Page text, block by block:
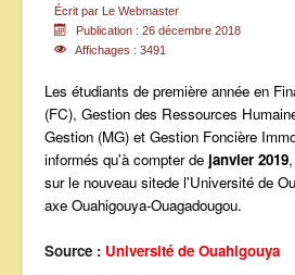
Écrit par Le Webmaster
Publication : 26 décembre 2018
Affichages : 3491
Les étudiants de première année en
(FC), Gestion des Ressources
Gestion (MG) et Gestion Foncière
informés qu'à compter de janvier 2019
sur le nouveau sitede l'Université de
axe Ouahigouya-Ouagadougou.
Source : Université de Ouahigouya